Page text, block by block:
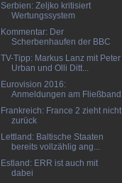
Serbien: Zeljko kritisiert
Wertungssystem
Kommentar: Der
Scherbenhaufen der BBC
TV-Tipp: Markus Lanz mit Peter
Urban und Olli Ditt...
Eurovision 2016:
Anmeldungen am Fließband
Frankreich: France 2 zieht nicht
zurück
Lettland: Baltische Staaten
bereits vollzählig ang...
Estland: ERR ist auch mit
dabei